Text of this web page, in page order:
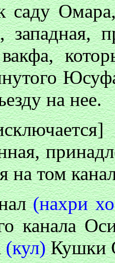
саду
западная,
вакфа,
на нее.
на том
(нахри
канала
(кул)Кушки